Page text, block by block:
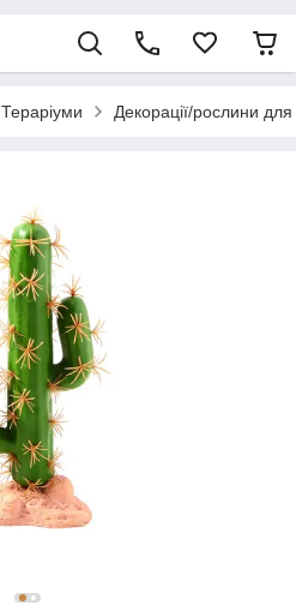
Тераріуми Декорації/рослини